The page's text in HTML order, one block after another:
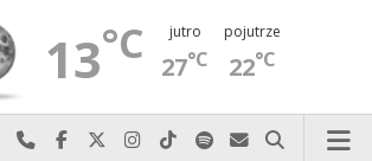
13°C jutro
27°C
pojutrze
22°C
Najlepiej po prostu do nas zadzwoń
Odwiedź nas na Facebook-u
Odwiedź nas na X
Odwiedź nas na Instagram-ie
Odwiedź nas na TikTok-u
Szukaj nas na Spotify
Wyślij do nas
Szukaj